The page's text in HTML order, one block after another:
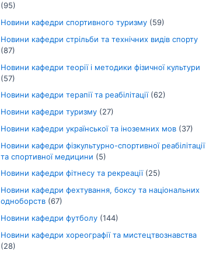
(95)
Новини кафедри спортивного туризму(59)
Новини кафедри стрільби та технічних видів спорту
(87)
Новини кафедри теорії і методики фізичної культури
(57)
Новини кафедри терапії та реабілітації(62)
Новини кафедри туризму(27)
Новини кафедри української та іноземних мов(37)
Новини кафедри фізкультурно-спортивної реабілітації
та спортивної медицини (5)
Новини кафедри фітнесу та рекреації(25)
Новини кафедри фехтування, боксу та національних
одноборств(67)
Новини кафедри футболу(144)
Новини кафедри хореографії та мистецтвознавства
(28)